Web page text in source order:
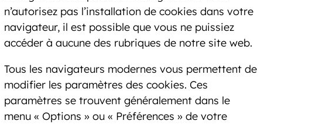
n’autorisez pas l’installation de cookies dans votre
navigateur, il est possible que vous ne puissiez
accéder à aucune des rubriques de notre site web.
Tous les navigateurs modernes vous permettent de
modifier les paramètres des cookies. Ces
paramètres se trouvent généralement dans le
menu « Options » ou « Préférences » de votre